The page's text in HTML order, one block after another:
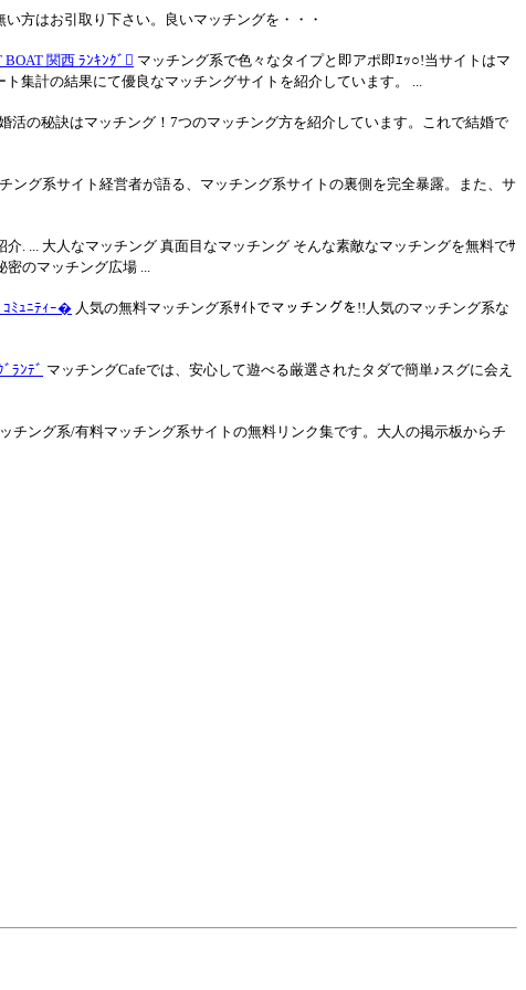
方はお引取り下さい。良いマッチングを・・・
BOAT 関西 ﾗﾝｷﾝｸﾞ マッチング系で色々なタイプと即アポ即ｴｯ○!当サイトはマ
集計の結果にて優良なマッチングサイトを紹介しています。 ...
活の秘訣はマッチング！7つのマッチング方を紹介しています。これで結婚で
ング系サイト経営者が語る、マッチング系サイトの裏側を完全暴露。また、サ
. ... 大人なマッチング 真面目なマッチング そんな素敵なマッチングを無料でｻ
のマッチング広場 ...
ｺﾐｭﾆﾃｨｰ� 人気の無料マッチング系ｻｲﾄでマッチングを!!人気のマッチング系な
ﾞﾗﾝﾃﾞ マッチングCafeでは、安心して遊べる厳選されたタダで簡単♪スグに会え
チング系/有料マッチング系サイトの無料リンク集です。大人の掲示板からチ